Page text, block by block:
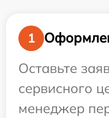
1
Оставьте
сервисного
менеджер